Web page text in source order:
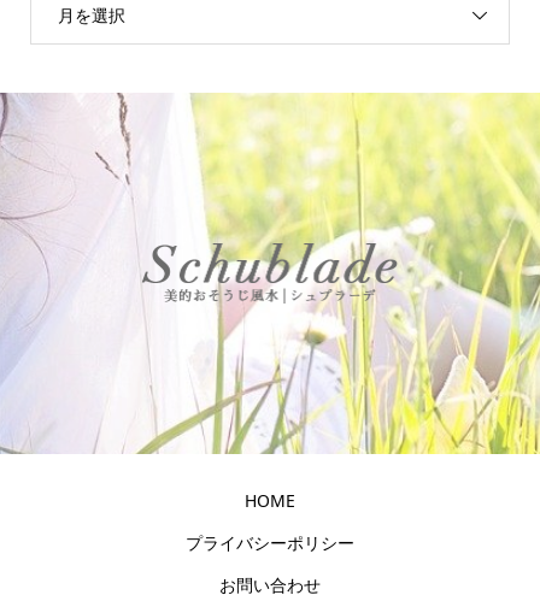
月を選択
HOME
プライバシーポリシー
お問い合わせ